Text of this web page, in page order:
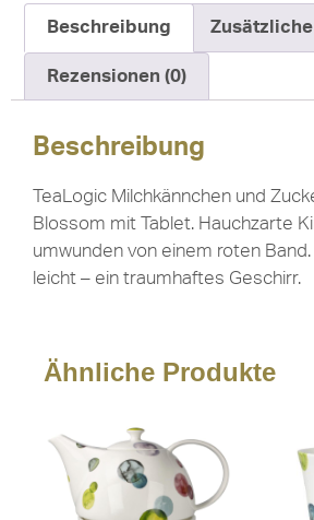
Beschreibung
Rezensionen (0)
Beschreibung
TeaLogic Milchkännchen und
Blossom mit Tablet. Hauchzarte
umwunden von einem roten
leicht – ein traumhaftes Geschirr.
Ähnliche Produkte